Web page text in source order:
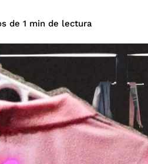
de 1 min de lectura